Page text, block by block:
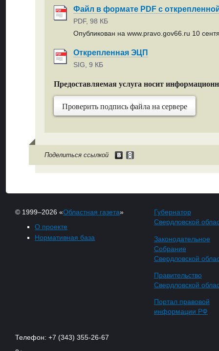
Файл в формате PDF с
PDF, 98 КБ
Опубликован на www.pravo.gov66.ru 10
Открепленная ЭЦП
SIG, 9 КБ
Предоставляемая услуга носит
Проверить подпись файла на сервере
Поделиться ссылкой
© 1999–2026 «Областная газета»
О проекте
Нормативная база
Губернатор
Свердловской
Законодательное
Собрание
Свердловской
Правительство
Свердловской
Портал правовой
информации РФ
Телефон: +7 (343) 355-26-67